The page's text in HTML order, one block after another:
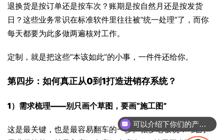
退换货是按订单还是按车次？账期是按自然月还是按发货
日？这些业务常识在标准软件里往往被“统一处理”了，而你
每天都要为此多做两遍核对工作。
定制，就是把这些“本该如此”的小事，一件件还给你。
第四步：如何真正从0到1打造进销存系统？
1） 需求梳理——别只画个草图，要画“施工图”
这是最关键，也是最容易翻车的一步。很多老板说：“我的
你们是怎么收费的呢